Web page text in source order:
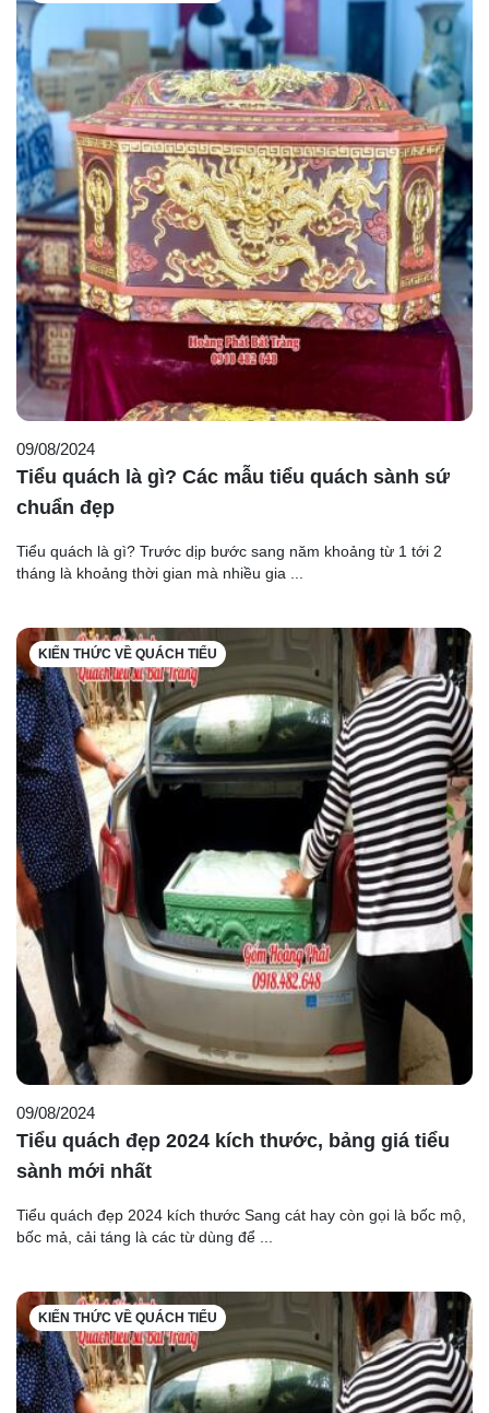
09/08/2024
Tiểu quách là gì? Các mẫu tiểu quách sành sứ
chuẩn đẹp
Tiểu quách là gì? Trước dịp bước sang năm khoảng từ 1 tới 2
tháng là khoảng thời gian mà nhiều gia ...
KIẾN THỨC VỀ QUÁCH TIỂU
09/08/2024
Tiểu quách đẹp 2024 kích thước, bảng giá tiểu
sành mới nhất
Tiểu quách đẹp 2024 kích thước Sang cát hay còn gọi là bốc mộ,
bốc mả, cải táng là các từ dùng để ...
KIẾN THỨC VỀ QUÁCH TIỂU